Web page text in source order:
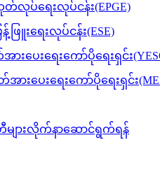
လုပ်ရေးလုပ်ငန်း(EPGE)
ဖြူးရေးလုပ်ငန်း(ESE)
းပေးရေးကော်ပိုရေးရှင်း
ားပေးရေးကော်ပိုရေးရှင်း
များလိုက်နာဆောင်ရွက်ရန်